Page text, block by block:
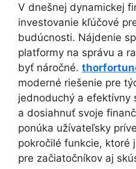
V dnešnej dynamickej
investovanie kľúčové
budúcnosti. Nájdenie
platformy na správu a
byť náročné.
moderné riešenie pre
jednoduchý a efektívny
a dosiahnuť svoje
ponúka užívateľsky
pokročilé funkcie, ktoré
pre začiatočníkov aj